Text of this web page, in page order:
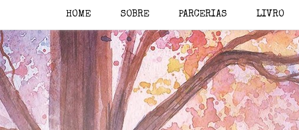
HOME SOBRE PARCERIAS LIVRO